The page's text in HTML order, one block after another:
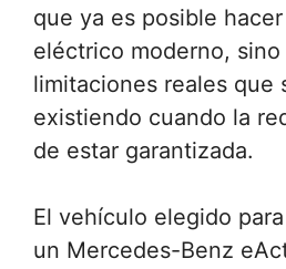
que ya es posible
eléctrico moderno,
limitaciones reales que
existiendo cuando la
de estar garantizada.
El vehículo elegido
un Mercedes-Benz